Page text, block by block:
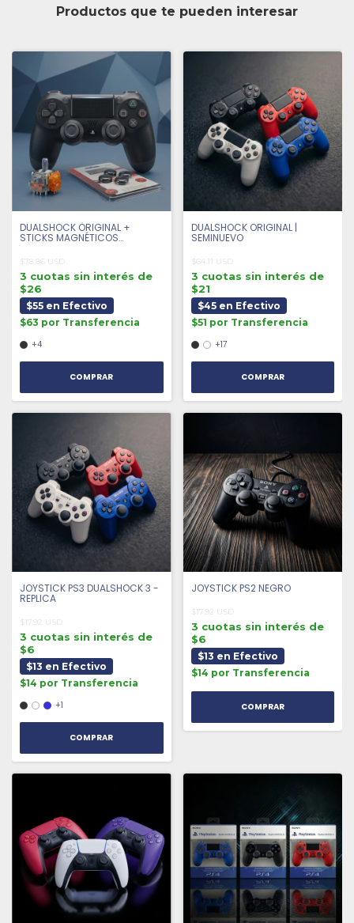
Productos que te pueden interesar
DUALSHOCK ORIGINAL +
STICKS MAGNÉTICOS
SEMINUEVO
$78.86 USD
3 cuotas sin interés de
$26
$55 en Efectivo
$63 por Transferencia
+4
COMPRAR
DUALSHOCK ORIGINAL |
SEMINUEVO
$64.11 USD
3 cuotas sin interés de
$21
$45 en Efectivo
$51 por Transferencia
+17
COMPRAR
JOYSTICK PS3 DUALSHOCK 3 -
REPLICA
$17.92 USD
3 cuotas sin interés de
$6
$13 en Efectivo
$14 por Transferencia
+1
COMPRAR
JOYSTICK PS2 NEGRO
$17.92 USD
3 cuotas sin interés de
$6
$13 en Efectivo
$14 por Transferencia